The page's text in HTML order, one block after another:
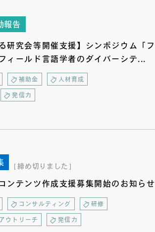
報告
研究会等開催支援】シンポジウム「フ
ィールド言語学者のダイバーシテ...
補助金 人材育成
発信力
締め切りました
ンテンツ作成支援募集開始のお知らせ
コンサルティング 研修
ウトリーチ 発信力